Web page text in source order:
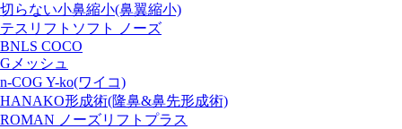
切らない小鼻縮小(鼻翼縮小)
テスリフトソフト ノーズ
BNLS COCO
Gメッシュ
n-COG Y-ko(ワイコ)
HANAKO形成術(隆鼻&鼻先形成術)
ROMAN ノーズリフトプラス